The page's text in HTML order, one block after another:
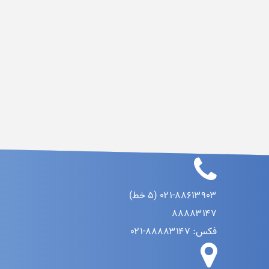
۰۲۱-۸۸۶۱۳۹۰۳ (۵ خط)
۸۸۸۸۳۱۴۷
فکس: ۸۸۸۸۳۱۴۷-۰۲۱